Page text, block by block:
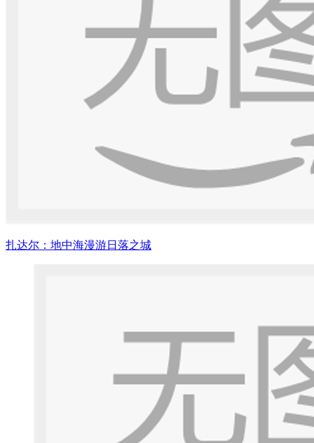
扎达尔：地中海漫游日落之城